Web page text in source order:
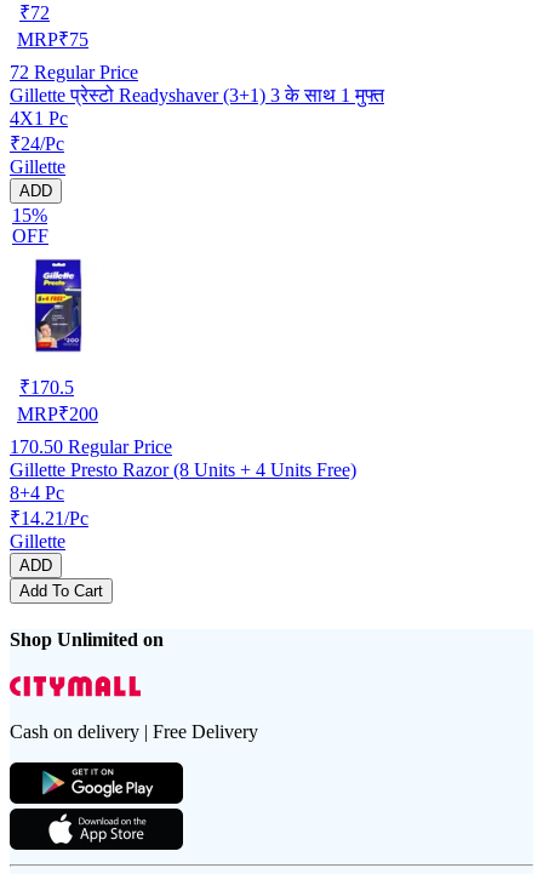
₹72
MRP₹75
72 Regular Price
Gillette प्रेस्टो Readyshaver (3+1) 3 के साथ 1 मुफ्त
4X1 Pc
₹24/Pc
Gillette
ADD
15%
OFF
₹170.5
MRP₹200
170.50 Regular Price
Gillette Presto Razor (8 Units + 4 Units Free)
8+4 Pc
₹14.21/Pc
Gillette
ADD
Add To Cart
Shop Unlimited on
Cash on delivery | Free Delivery